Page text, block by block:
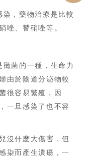
，藥物治療是比較
唑、替硝唑等。
菌的一種，生命力
由於陰道分泌物較
很容易繁殖，因
一旦感染了也不容
沒什麽大傷害，但
染而產生潰瘍，一